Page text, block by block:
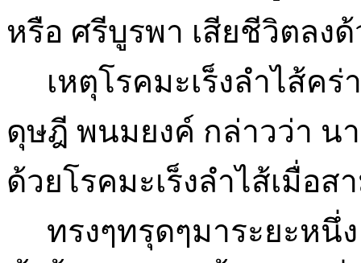
หรือ ศรีบูรพา เสียชีวิตลงด้
เหตุโรคมะเร็งลำไส้คร่
ดุษฎี พนมยงค์ กล่าวว่า น
ด้วยโรคมะเร็งลำไส้เมื่อ
ทรงๆทรุดๆมาระยะหนึ่ง